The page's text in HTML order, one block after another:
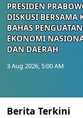
PRESIDEN
DISKUSI BERSAMA
BAHAS PENGUATAN
EKONOMI
DAN DAERAH
3 Aug 2026, 5:00 AM
Berita Terkini